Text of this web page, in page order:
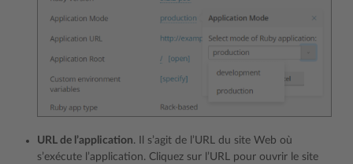
URL de l’application. Il s’agit de l’URL du site Web où
s’exécute l’application. Cliquez sur l’URL pour ouvrir le site